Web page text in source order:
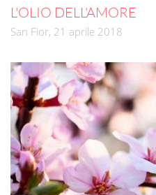
L'OLIO DELL'AMORE
San Fior, 21 aprile 2018